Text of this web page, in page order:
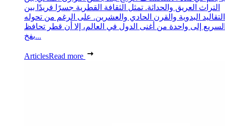
التراث العريق والحداثة. تمثل الثقافة القطرية جسرًا فريدًا بين
التقاليد البدوية والقرن الحادي والعشرين. على الرغم من تحوله
إلى واحدة من أغنى الدول في العالم، إلا أن قطر تحافظ
بفخ...
ArticlesRead more